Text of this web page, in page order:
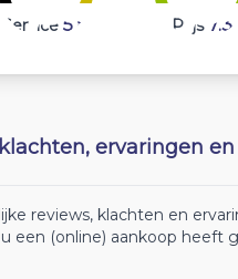
Service 5.8 Prijs 7.3
ervaringen
reviews, klachten en
een (online) aankoop